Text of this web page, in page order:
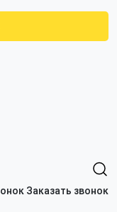
Заказать звонок